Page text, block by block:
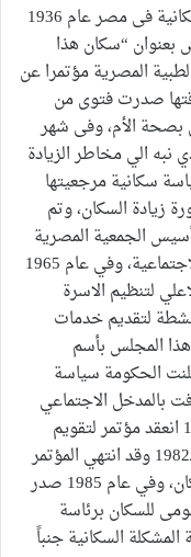
ظهرت البوادر الاولي للاهتمام بالمشكلة السكانية فى مصر عام 1936
بعنوان “سكان هذا
الجمعية الطبية المصرية مؤتمرا عن
صدرت فتوى من
بصحة الأم، وفى شهر
الذي نبه الي مخاطر الزيادة
سكانية مرجعيتها
زيادة السكان، وتم
الجمعية المصرية
لتنظيم الاسرة وتخضع الي وزارة الشئون الاجتماعية، وفي عام 1965
لتنظيم الاسرة
لتقديم خدمات
أعيد تشكيل هذا المجلس بأسم
الحكومة سياسة
بالمدخل الاجتماعي
والاقتصادي لخفض الانجاب، وفي عام 1984 انعقد مؤتمر لتقويم
السياسة القومية للسكان عن فترة من 1972ـ1982 وقد انتهي المؤتمر
بأصدار توجيه بانشاء المجلس القومي للسكان، وفي عام 1985 صدر
المجلس القومى للسكان برئاسة
السكانية جنباً